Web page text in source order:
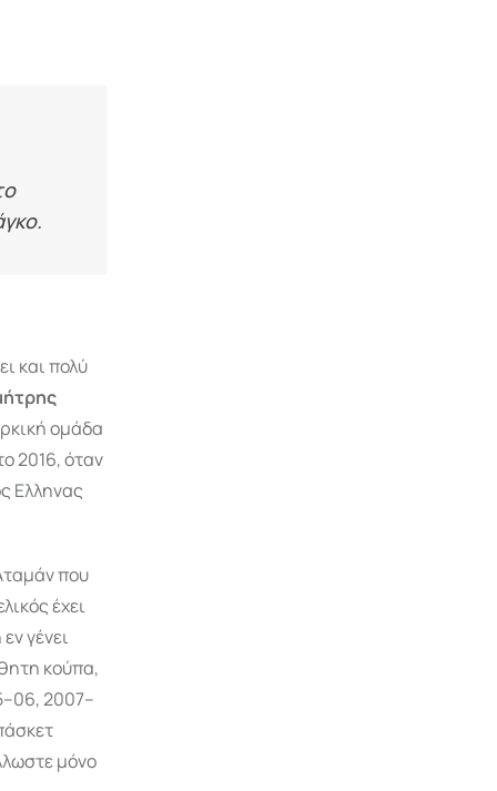
και πολύ
ομάδα
2016, όταν
Ελληνας
που
έχει
γένει
κούπα,
2007–
μόνο